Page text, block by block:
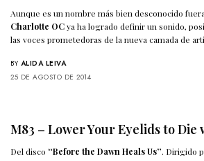
Aunque es un nombre más bien desconocido
Charlotte OCya ha logrado definir un sonido,
las voces prometedoras de la nueva camada de
BY ALIDA LEIVA
25 DE AGOSTO DE 2014
M83 – Lower Your Eyelids to Die
Del disco “Before the Dawn Heals Us”. Dirigido